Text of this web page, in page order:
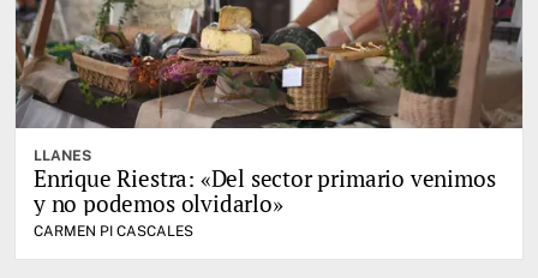
LLANES
Enrique Riestra: «Del sector primario venimos
y no podemos olvidarlo»
CARMEN PI CASCALES